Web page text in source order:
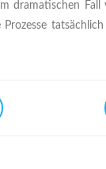
dramatischen Fall